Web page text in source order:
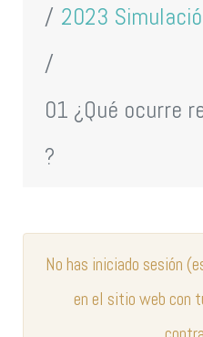
2023
01 ¿Qué ocurre
?
No has iniciado sesión
en el sitio web con